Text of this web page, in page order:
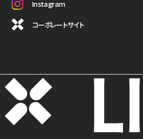
Instagram
コーポレートサイト